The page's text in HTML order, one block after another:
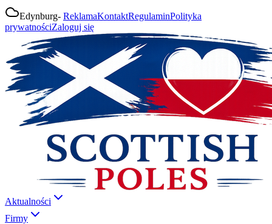
Edynburg- ReklamaKontaktRegulaminPolityka
prywatnościZaloguj się
Aktualności
Firmy